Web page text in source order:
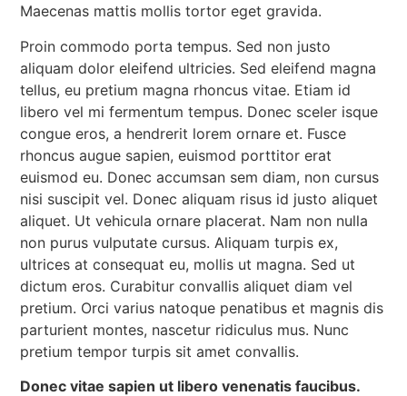
Maecenas mattis mollis tortor eget gravida.
Proin commodo porta tempus. Sed non justo
aliquam dolor eleifend ultricies. Sed eleifend magna
tellus, eu pretium magna rhoncus vitae. Etiam id
libero vel mi fermentum tempus. Donec sceler isque
congue eros, a hendrerit lorem ornare et. Fusce
rhoncus augue sapien, euismod porttitor erat
euismod eu. Donec accumsan sem diam, non cursus
nisi suscipit vel. Donec aliquam risus id justo aliquet
aliquet. Ut vehicula ornare placerat. Nam non nulla
non purus vulputate cursus. Aliquam turpis ex,
ultrices at consequat eu, mollis ut magna. Sed ut
dictum eros. Curabitur convallis aliquet diam vel
pretium. Orci varius natoque penatibus et magnis dis
parturient montes, nascetur ridiculus mus. Nunc
pretium tempor turpis sit amet convallis.
Donec vitae sapien ut libero venenatis faucibus.